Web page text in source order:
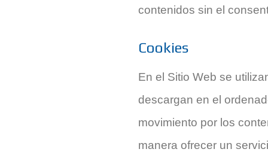
contenidos sin el
Cookies
En el Sitio Web se
descargan en el
movimiento por los
manera ofrecer un